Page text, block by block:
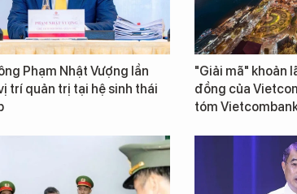
Phạm Nhật Vượng lần
trí quản trị tại hệ sinh thái
"Giải mã" khoản
đồng của
tóm